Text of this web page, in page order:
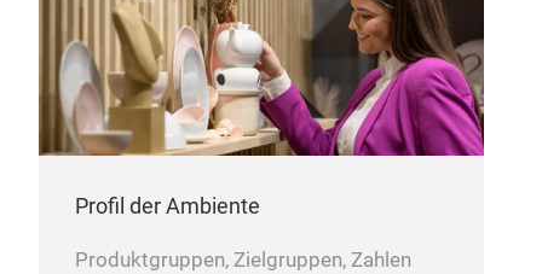
Profil der Ambiente
Produktgruppen, Zielgruppen, Zahlen